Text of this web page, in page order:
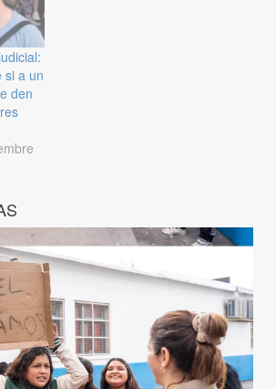
si a un
den